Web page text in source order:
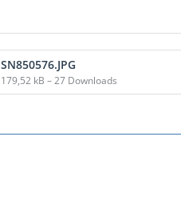
SN850576.JPG
179,52 kB – 27 Downloads